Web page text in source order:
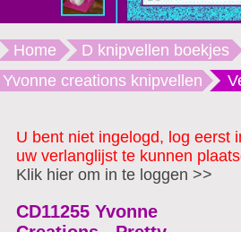
Home
D knipvellen boekjes
Yvonne creations knipvellen
U bent niet ingelogd, log eerst
uw verlanglijst te kunnen
Klik hier om in te loggen >>
CD11255 Yvonne